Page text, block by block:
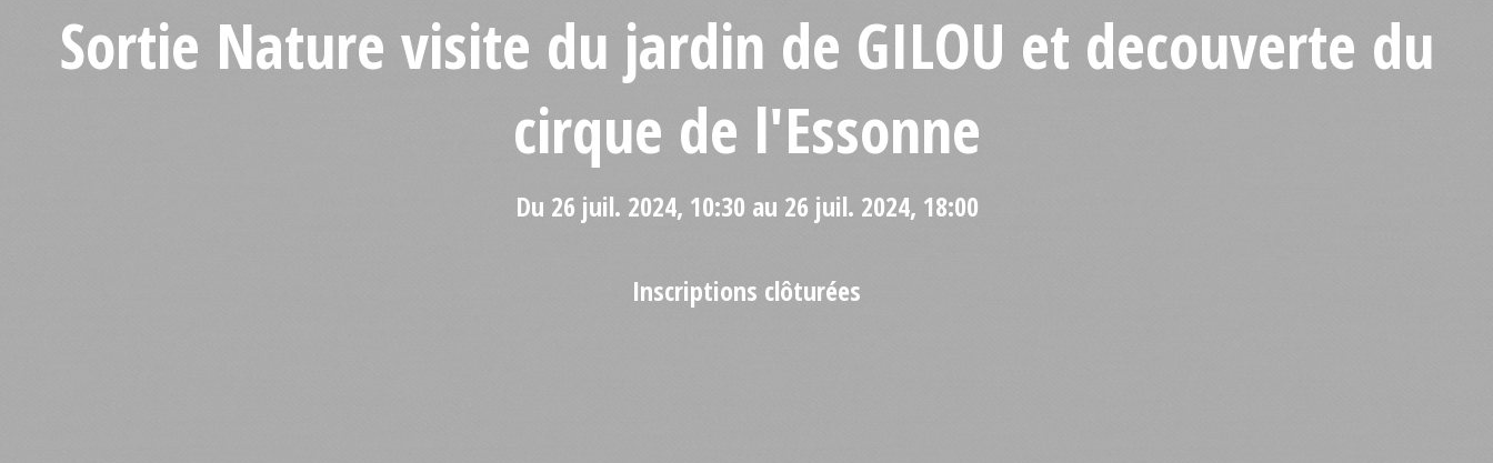
Sortie Nature visite du jardin de GILOU et decouverte du
cirque de l'Essonne
Du 26 juil. 2024, 10:30 au 26 juil. 2024, 18:00
Inscriptions clôturées